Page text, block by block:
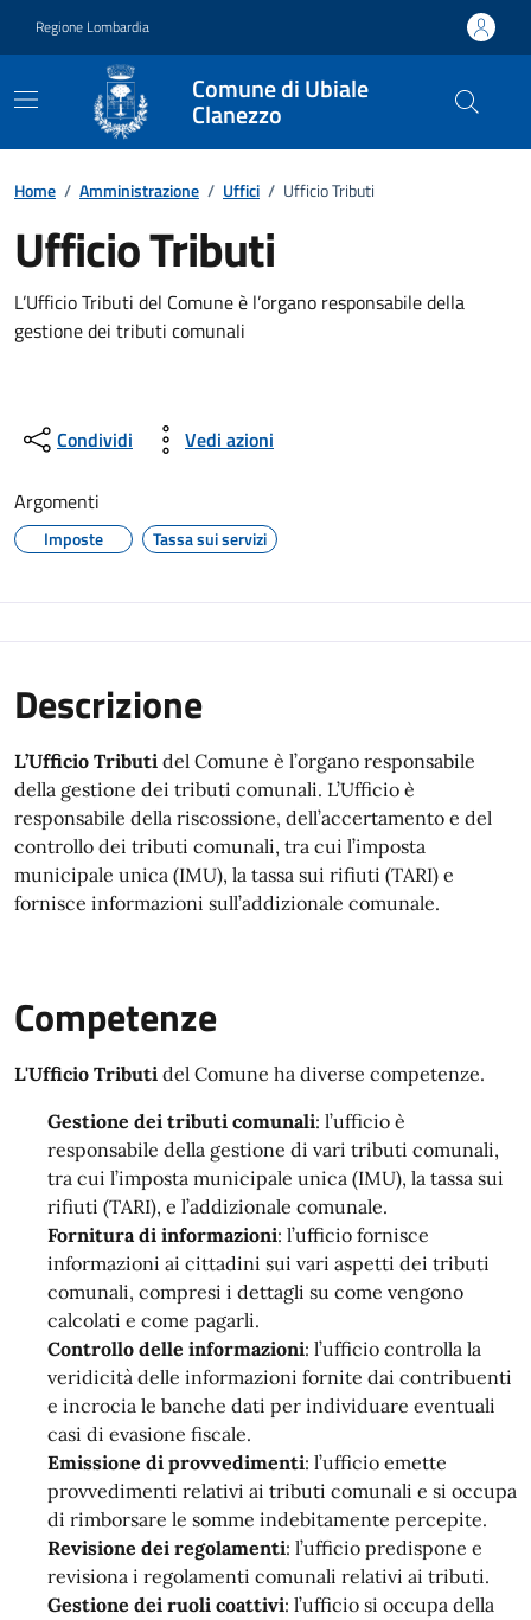
Regione Lombardia
Comune di Ubiale
Clanezzo
Dettagli dell'ufficio
Home / Amministrazione / Uffici / Ufficio Tributi
Ufficio Tributi
L’Ufficio Tributi del Comune è l’organo responsabile della
gestione dei tributi comunali
Condividi Vedi azioni
Argomenti
Imposte Tassa sui servizi
Descrizione
L’Ufficio Tributi del Comune è l’organo responsabile
della gestione dei tributi comunali. L’Ufficio è
responsabile della riscossione, dell’accertamento e del
controllo dei tributi comunali, tra cui l’imposta
municipale unica (IMU), la tassa sui rifiuti (TARI) e
fornisce informazioni sull’addizionale comunale.
Competenze
L'Ufficio Tributi del Comune ha diverse competenze.
Gestione dei tributi comunali: l’ufficio è
responsabile della gestione di vari tributi comunali,
tra cui l’imposta municipale unica (IMU), la tassa sui
rifiuti (TARI), e l’addizionale comunale.
Fornitura di informazioni: l’ufficio fornisce
informazioni ai cittadini sui vari aspetti dei tributi
comunali, compresi i dettagli su come vengono
calcolati e come pagarli.
Controllo delle informazioni: l’ufficio controlla la
veridicità delle informazioni fornite dai contribuenti
e incrocia le banche dati per individuare eventuali
casi di evasione fiscale.
Emissione di provvedimenti: l’ufficio emette
provvedimenti relativi ai tributi comunali e si occupa
di rimborsare le somme indebitamente percepite.
Revisione dei regolamenti: l’ufficio predispone e
revisiona i regolamenti comunali relativi ai tributi.
Gestione dei ruoli coattivi: l’ufficio si occupa della